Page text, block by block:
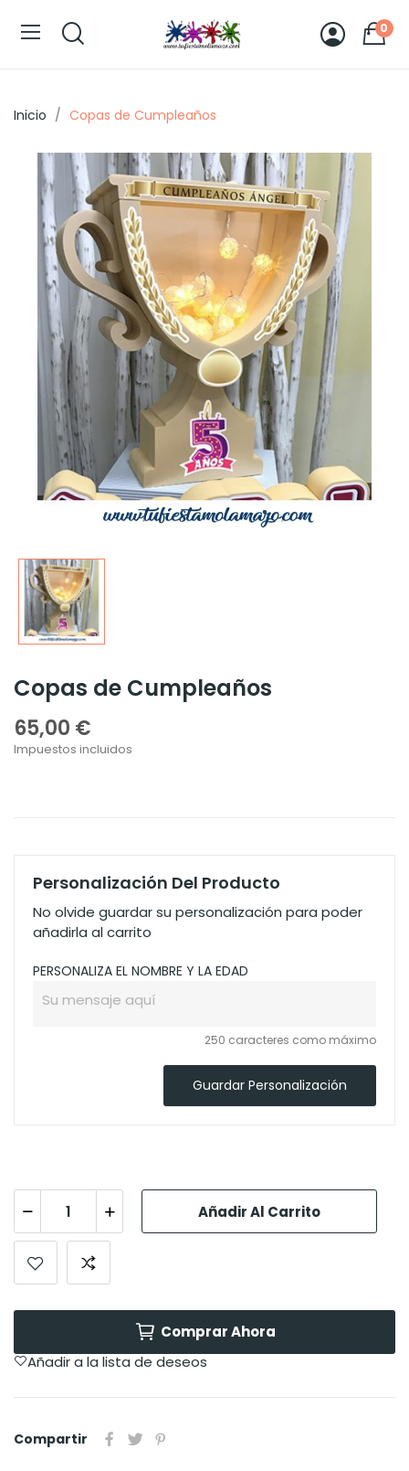
0
Inicio Copas de Cumpleaños
Copas de Cumpleaños
65,00 €
Impuestos incluidos
Personalización Del Producto
No olvide guardar su personalización para poder
añadirla al carrito
PERSONALIZA EL NOMBRE Y LA EDAD
250 caracteres como máximo
Guardar Personalización
Añadir Al Carrito
Comprar Ahora
Añadir a la lista de deseos
Compartir